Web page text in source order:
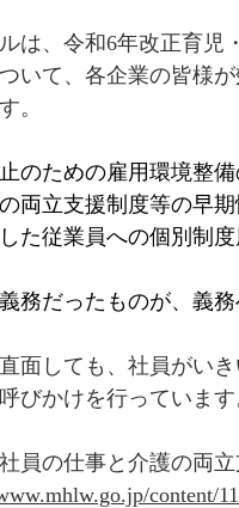
は、令和6年改正育児
いて、各企業の皆様
。
のための雇用環境整
両立支援制度等の早
た従業員への個別制
務だったものが、義務
直面しても、社員がい
びかけを行っています
員の仕事と介護の両
content/